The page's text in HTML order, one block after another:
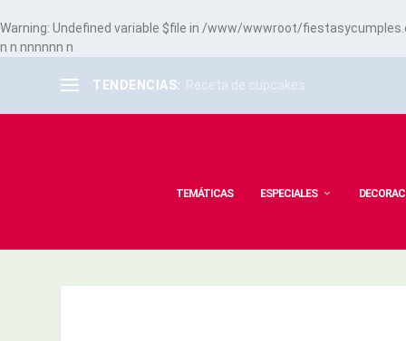
Warning: Undefined variable $file in /www/wwwroot/
n n nnnnnn n
TENDENCIAS: Receta de cupcakes
TEMÁTICAS ESPECIALES